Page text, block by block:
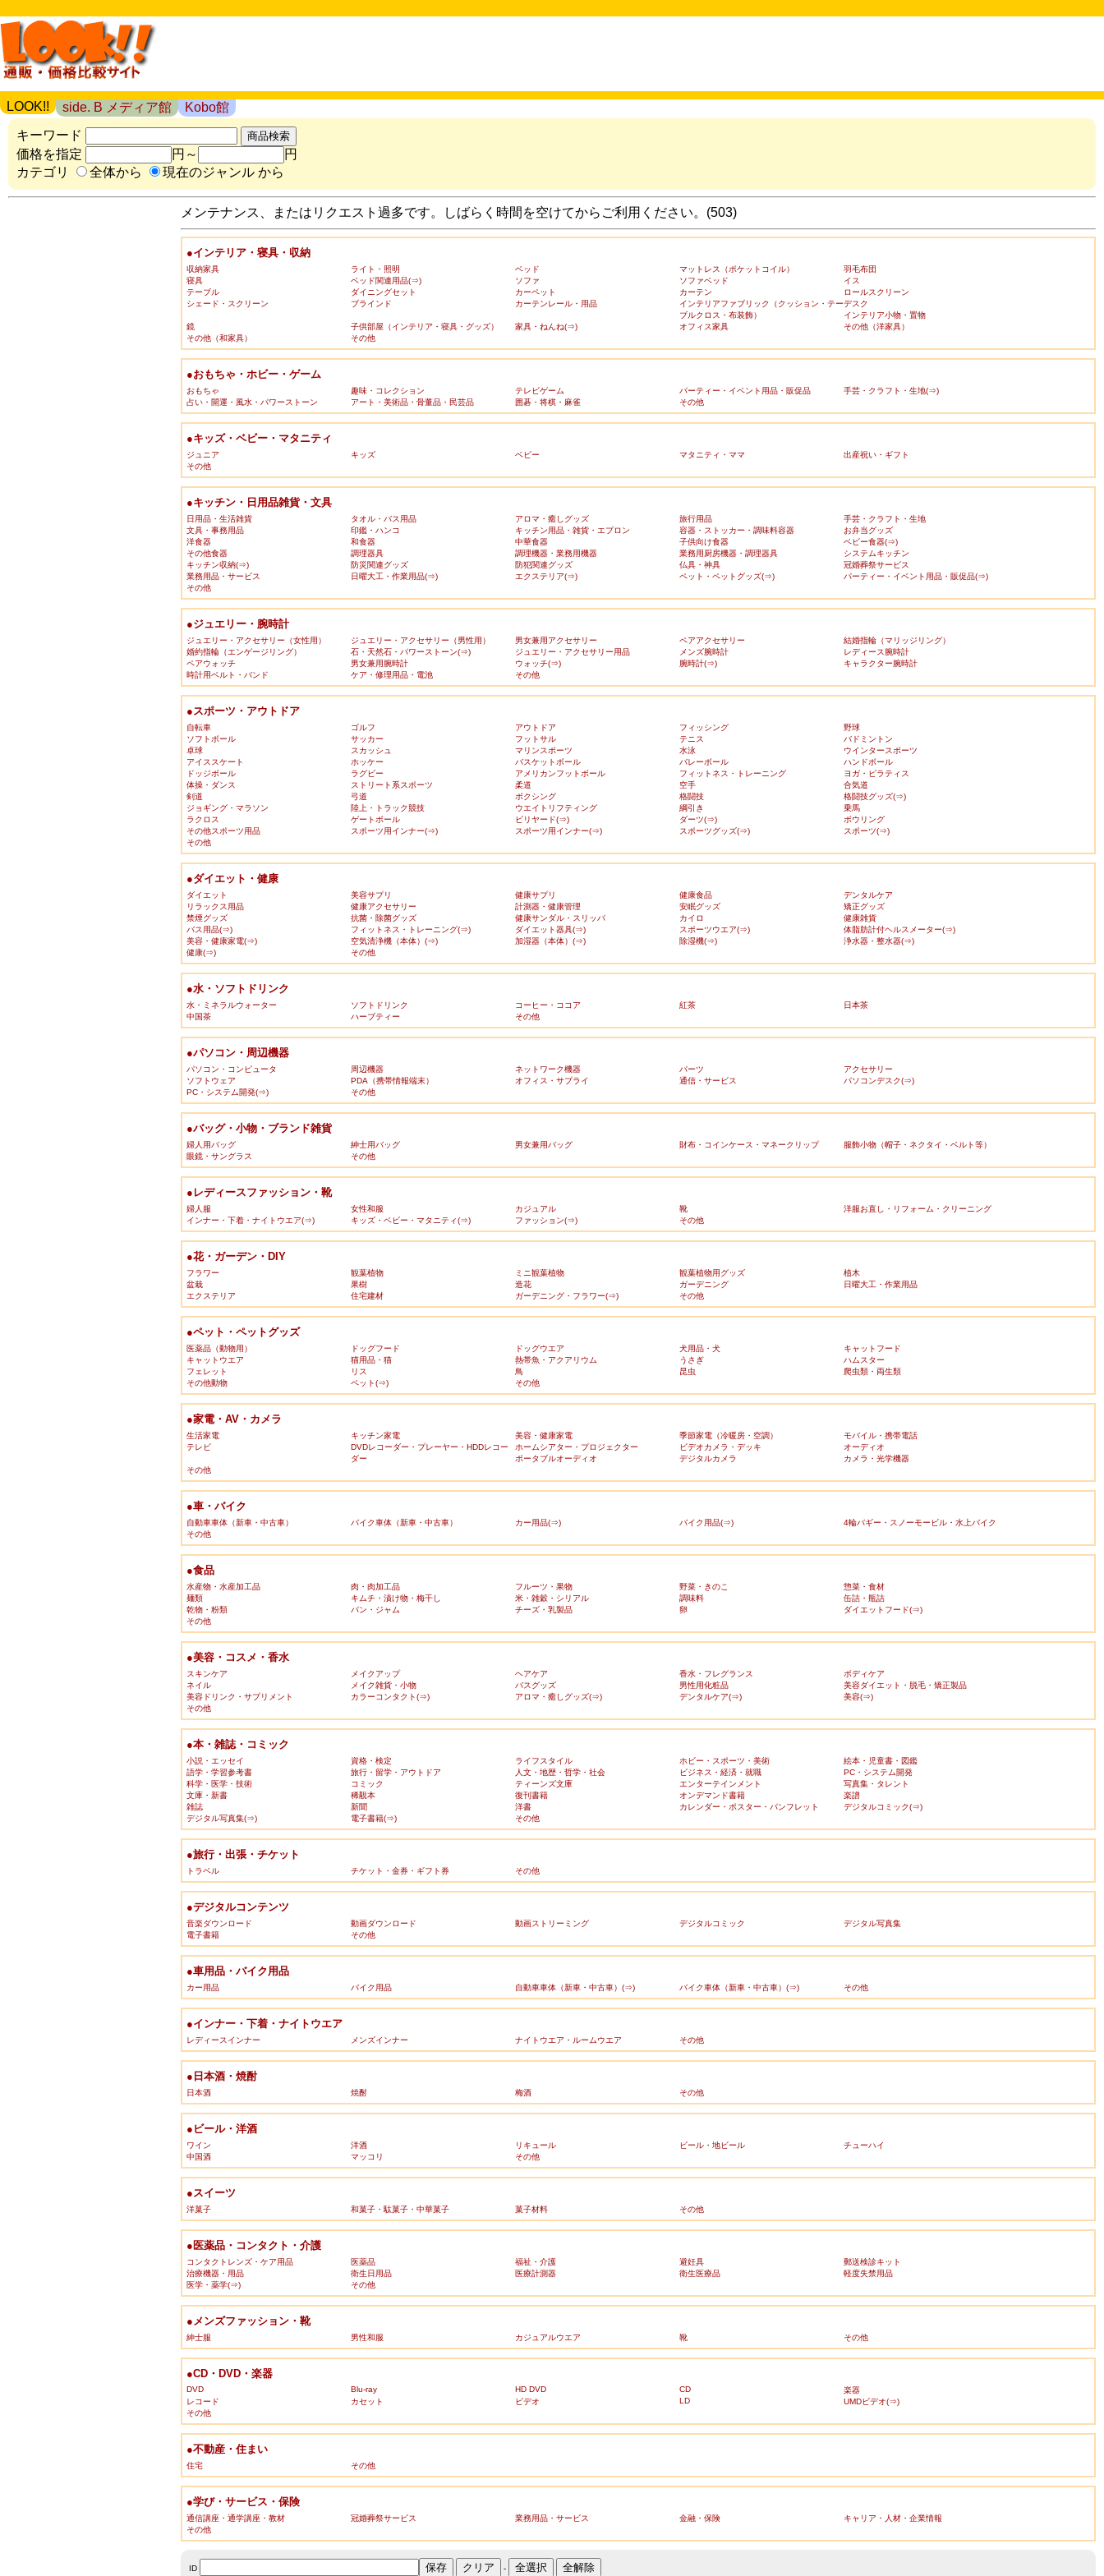
LOOK!! side. B メディア館
Kobo館
キーワード
価格を指定
円～
円
カテゴリ
全体から 現在のジャンル から
メンテナンス、またはリクエスト過多です。しばらく時間を空けてからご利用ください。(503)
●インテリア・寝具・収納
収納家具 ライト・照明 ベッド マットレス（ポケットコイル）
羽毛布団
寝具
ベッド関連用品(⇒) ソファ ソファベッド
イス
テーブル
ダイニングセット カーペット カーテン
ロールスクリーン
シェード・スクリーン
ブラインド カーテンレール・用品
インテリアファブリック（クッション・テー
ブルクロス・布装飾）
デスク
インテリア小物・置物
鏡
子供部屋（インテリア・寝具・グッズ） 家具・ねんね(⇒) オフィス家具
その他（洋家具）
その他（和家具）
その他
●おもちゃ・ホビー・ゲーム
おもちゃ 趣味・コレクション テレビゲーム パーティー・イベント用品・販促品
手芸・クラフト・生地(⇒)
占い・開運・風水・パワーストーン
アート・美術品・骨董品・民芸品 囲碁・将棋・麻雀 その他
●キッズ・ベビー・マタニティ
ジュニア キッズ ベビー マタニティ・ママ
出産祝い・ギフト
その他
●キッチン・日用品雑貨・文具
日用品・生活雑貨 タオル・バス用品 アロマ・癒しグッズ 旅行用品
手芸・クラフト・生地
文具・事務用品
印鑑・ハンコ キッチン用品・雑貨・エプロン 容器・ストッカー・調味料容器
お弁当グッズ
洋食器
和食器 中華食器 子供向け食器
ベビー食器(⇒)
その他食器
調理器具 調理機器・業務用機器 業務用厨房機器・調理器具
システムキッチン
キッチン収納(⇒)
防災関連グッズ 防犯関連グッズ 仏具・神具
冠婚葬祭サービス
業務用品・サービス
日曜大工・作業用品(⇒) エクステリア(⇒) ペット・ペットグッズ(⇒)
パーティー・イベント用品・販促品(⇒)
その他
●ジュエリー・腕時計
ジュエリー・アクセサリー（女性用） ジュエリー・アクセサリー（男性用） 男女兼用アクセサリー ペアアクセサリー
結婚指輪（マリッジリング）
婚約指輪（エンゲージリング）
石・天然石・パワーストーン(⇒) ジュエリー・アクセサリー用品 メンズ腕時計
レディース腕時計
ペアウォッチ
男女兼用腕時計 ウォッチ(⇒) 腕時計(⇒)
キャラクター腕時計
時計用ベルト・バンド
ケア・修理用品・電池 その他
●スポーツ・アウトドア
自転車 ゴルフ アウトドア フィッシング
野球
ソフトボール
サッカー フットサル テニス
バドミントン
卓球
スカッシュ マリンスポーツ 水泳
ウインタースポーツ
アイススケート
ホッケー バスケットボール バレーボール
ハンドボール
ドッジボール
ラグビー アメリカンフットボール フィットネス・トレーニング
ヨガ・ピラティス
体操・ダンス
ストリート系スポーツ 柔道 空手
合気道
剣道
弓道 ボクシング 格闘技
格闘技グッズ(⇒)
ジョギング・マラソン
陸上・トラック競技 ウエイトリフティング 綱引き
乗馬
ラクロス
ゲートボール ビリヤード(⇒) ダーツ(⇒)
ボウリング
その他スポーツ用品
スポーツ用インナー(⇒) スポーツ用インナー(⇒) スポーツグッズ(⇒)
スポーツ(⇒)
その他
●ダイエット・健康
ダイエット 美容サプリ 健康サプリ 健康食品
デンタルケア
リラックス用品
健康アクセサリー 計測器・健康管理 安眠グッズ
矯正グッズ
禁煙グッズ
抗菌・除菌グッズ 健康サンダル・スリッパ カイロ
健康雑貨
バス用品(⇒)
フィットネス・トレーニング(⇒) ダイエット器具(⇒) スポーツウエア(⇒)
体脂肪計付ヘルスメーター(⇒)
美容・健康家電(⇒)
空気清浄機（本体）(⇒) 加湿器（本体）(⇒) 除湿機(⇒)
浄水器・整水器(⇒)
健康(⇒)
その他
●水・ソフトドリンク
水・ミネラルウォーター ソフトドリンク コーヒー・ココア 紅茶
日本茶
中国茶
ハーブティー その他
●パソコン・周辺機器
パソコン・コンピュータ 周辺機器 ネットワーク機器 パーツ
アクセサリー
ソフトウェア
PDA（携帯情報端末） オフィス・サプライ 通信・サービス
パソコンデスク(⇒)
PC・システム開発(⇒)
その他
●バッグ・小物・ブランド雑貨
婦人用バッグ 紳士用バッグ 男女兼用バッグ 財布・コインケース・マネークリップ
服飾小物（帽子・ネクタイ・ベルト等）
眼鏡・サングラス
その他
●レディースファッション・靴
婦人服 女性和服 カジュアル 靴
洋服お直し・リフォーム・クリーニング
インナー・下着・ナイトウエア(⇒)
キッズ・ベビー・マタニティ(⇒) ファッション(⇒) その他
●花・ガーデン・DIY
フラワー 観葉植物 ミニ観葉植物 観葉植物用グッズ
植木
盆栽
果樹 造花 ガーデニング
日曜大工・作業用品
エクステリア
住宅建材 ガーデニング・フラワー(⇒) その他
●ペット・ペットグッズ
医薬品（動物用） ドッグフード ドッグウエア 犬用品・犬
キャットフード
キャットウエア
猫用品・猫 熱帯魚・アクアリウム うさぎ
ハムスター
フェレット
リス 鳥 昆虫
爬虫類・両生類
その他動物
ペット(⇒) その他
●家電・AV・カメラ
生活家電 キッチン家電 美容・健康家電 季節家電（冷暖房・空調）
モバイル・携帯電話
テレビ
DVDレコーダー・プレーヤー・HDDレコー
ダー
ホームシアター・プロジェクター ビデオカメラ・デッキ
オーディオ
ポータブルオーディオ
デジタルカメラ
カメラ・光学機器
その他
●車・バイク
自動車車体（新車・中古車） バイク車体（新車・中古車） カー用品(⇒) バイク用品(⇒)
4輪バギー・スノーモービル・水上バイク
その他
●食品
水産物・水産加工品 肉・肉加工品 フルーツ・果物 野菜・きのこ
惣菜・食材
麺類
キムチ・漬け物・梅干し 米・雑穀・シリアル 調味料
缶詰・瓶詰
乾物・粉類
パン・ジャム チーズ・乳製品 卵
ダイエットフード(⇒)
その他
●美容・コスメ・香水
スキンケア メイクアップ ヘアケア 香水・フレグランス
ボディケア
ネイル
メイク雑貨・小物 バスグッズ 男性用化粧品
美容ダイエット・脱毛・矯正製品
美容ドリンク・サプリメント
カラーコンタクト(⇒) アロマ・癒しグッズ(⇒) デンタルケア(⇒)
美容(⇒)
その他
●本・雑誌・コミック
小説・エッセイ 資格・検定 ライフスタイル ホビー・スポーツ・美術
絵本・児童書・図鑑
語学・学習参考書
旅行・留学・アウトドア 人文・地歴・哲学・社会 ビジネス・経済・就職
PC・システム開発
科学・医学・技術
コミック ティーンズ文庫 エンターテインメント
写真集・タレント
文庫・新書
稀覯本 復刊書籍 オンデマンド書籍
楽譜
雑誌
新聞 洋書 カレンダー・ポスター・パンフレット
デジタルコミック(⇒)
デジタル写真集(⇒)
電子書籍(⇒) その他
●旅行・出張・チケット
トラベル チケット・金券・ギフト券 その他
●デジタルコンテンツ
音楽ダウンロード 動画ダウンロード 動画ストリーミング デジタルコミック
デジタル写真集
電子書籍
その他
●車用品・バイク用品
カー用品 バイク用品 自動車車体（新車・中古車）(⇒) バイク車体（新車・中古車）(⇒) その他
●インナー・下着・ナイトウエア
レディースインナー メンズインナー ナイトウエア・ルームウエア その他
●日本酒・焼酎
日本酒 焼酎 梅酒 その他
●ビール・洋酒
ワイン 洋酒 リキュール ビール・地ビール
チューハイ
中国酒
マッコリ その他
●スイーツ
洋菓子 和菓子・駄菓子・中華菓子 菓子材料 その他
●医薬品・コンタクト・介護
コンタクトレンズ・ケア用品 医薬品 福祉・介護 避妊具
郵送検診キット
治療機器・用品
衛生日用品 医療計測器 衛生医療品
軽度失禁用品
医学・薬学(⇒)
その他
●メンズファッション・靴
紳士服 男性和服 カジュアルウエア 靴 その他
●CD・DVD・楽器
DVD Blu-ray HD DVD CD
楽器
レコード
カセット ビデオ LD
UMDビデオ(⇒)
その他
●不動産・住まい
住宅 その他
●学び・サービス・保険
通信講座・通学講座・教材 冠婚葬祭サービス 業務用品・サービス 金融・保険
キャリア・人材・企業情報
その他
ID -